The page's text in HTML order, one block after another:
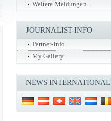
Weitere Meldungen...
JOURNALIST-INFO
Partner-Info
My Gallery
NEWS INTERNATIONAL